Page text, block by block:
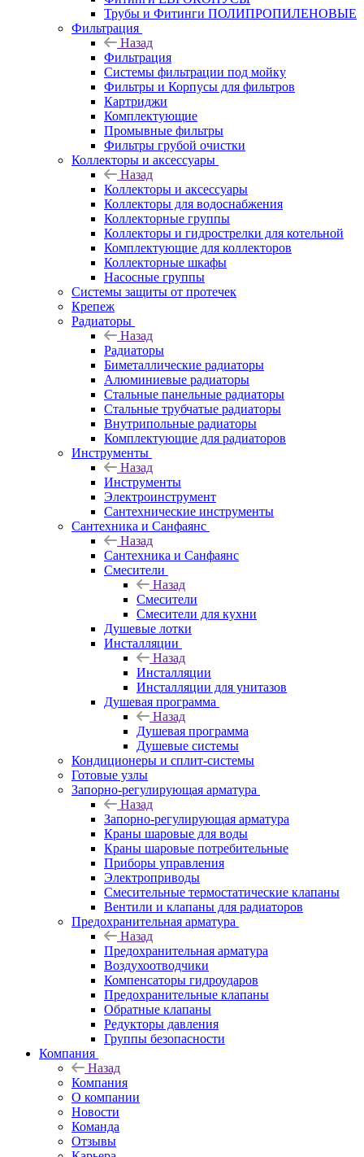
Трубы и Фитинги ПОЛИПРОПИЛЕНОВЫЕ
Фильтрация
Назад
Фильтрация
Системы фильтрации под мойку
Фильтры и Корпусы для фильтров
Картриджи
Комплектующие
Промывные фильтры
Фильтры грубой очистки
Коллекторы и аксессуары
Назад
Коллекторы и аксессуары
Коллекторы для водоснабжения
Коллекторные группы
Коллекторы и гидрострелки для котельной
Комплектующие для коллекторов
Коллекторные шкафы
Насосные группы
Системы защиты от протечек
Крепеж
Радиаторы
Назад
Радиаторы
Биметаллические радиаторы
Алюминиевые радиаторы
Стальные панельные радиаторы
Стальные трубчатые радиаторы
Внутрипольные радиаторы
Комплектующие для радиаторов
Инструменты
Назад
Инструменты
Электроинструмент
Сантехнические инструменты
Сантехника и Санфаянс
Назад
Сантехника и Санфаянс
Смесители
Назад
Смесители
Смесители для кухни
Душевые лотки
Инсталляции
Назад
Инсталляции
Инсталляции для унитазов
Душевая программа
Назад
Душевая программа
Душевые системы
Кондиционеры и сплит-системы
Готовые узлы
Запорно-регулирующая арматура
Назад
Запорно-регулирующая арматура
Краны шаровые для воды
Краны шаровые потребительные
Приборы управления
Электроприводы
Смесительные термостатические клапаны
Вентили и клапаны для радиаторов
Предохранительная арматура
Назад
Предохранительная арматура
Воздухоотводчики
Компенсаторы гидроударов
Предохранительные клапаны
Обратные клапаны
Редукторы давления
Группы безопасности
Компания
Назад
Компания
О компании
Новости
Команда
Отзывы